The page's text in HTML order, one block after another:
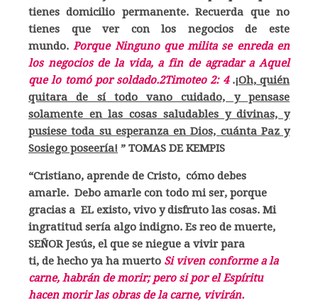
tienes domicilio permanente. Recuerda que no
tienes que ver con los negocios de este
mundo.Porque Ninguno que milita se enreda en
los negocios de la vida, a fin de agradar a Aquel
que lo tomó por soldado.2Timoteo 2: 4.¡Oh, quién
quitara de sí todo vano cuidado, y pensase
solamente en las cosas saludables y divinas, y
pusiese toda su esperanza en Dios, cuánta Paz y
Sosiego poseería! ” TOMAS DE KEMPIS
“Cristiano, aprende de Cristo, cómo debes
amarle. Debo amarle con todo mi ser, porque
gracias a EL existo, vivo y disfruto las cosas. Mi
ingratitud sería algo indigno. Es reo de muerte,
SEÑOR Jesús, el que se niegue a vivir para
ti, de hecho ya ha muerto Si viven conforme a la
carne, habrán de morir; pero si por el Espíritu
hacen morir las obras de la carne, vivirán.